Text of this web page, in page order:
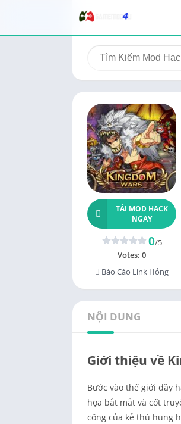
TẢI MOD HACK
NGAY
0/5
Votes: 0
Báo Cáo Link Hỏng
NỘI DUNG
Giới thiệu về
Bước vào thế giới đầy
họa bắt mắt và cốt
công của kẻ thù hung